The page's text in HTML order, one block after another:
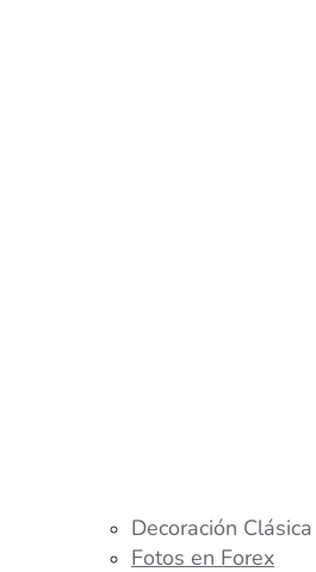
Decoración Clásica
Fotos en Forex